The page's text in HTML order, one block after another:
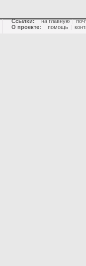
Ссылки: на главную |
О проекте:
помощь